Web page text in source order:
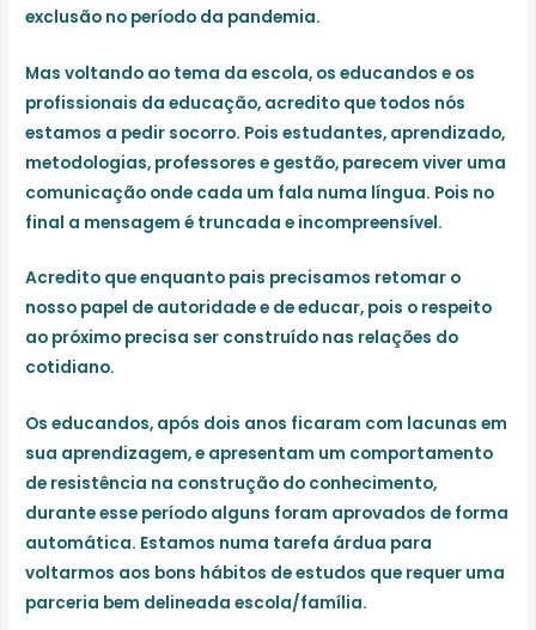
exclusão no período da pandemia.
Mas voltando ao tema da escola, os educandos e os
profissionais da educação, acredito que todos nós
estamos a pedir socorro. Pois estudantes, aprendizado,
metodologias, professores e gestão, parecem viver uma
comunicação onde cada um fala numa língua. Pois no
final a mensagem é truncada e incompreensível.
Acredito que enquanto pais precisamos retomar o
nosso papel de autoridade e de educar, pois o respeito
ao próximo precisa ser construído nas relações do
cotidiano.
Os educandos, após dois anos ficaram com lacunas em
sua aprendizagem, e apresentam um comportamento
de resistência na construção do conhecimento,
durante esse período alguns foram aprovados de forma
automática. Estamos numa tarefa árdua para
voltarmos aos bons hábitos de estudos que requer uma
parceria bem delineada escola/família.